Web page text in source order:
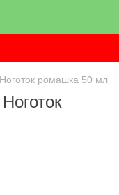
ромашка 50 мл